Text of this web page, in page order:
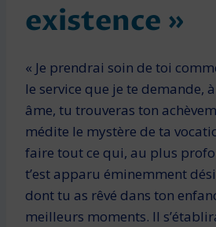
existence »
« Je prendrai soin de toi
le service que je te demande,
âme, tu trouveras ton
médite le mystère de ta
faire tout ce qui, au plus
t’est apparu éminemment
dont tu as rêvé dans ton
meilleurs moments. Il